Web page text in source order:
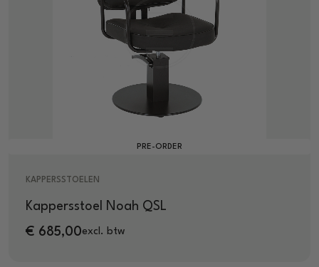
PRE-ORDER
KAPPERSSTOELEN
Kappersstoel Noah QSL
€ 685,00excl. btw